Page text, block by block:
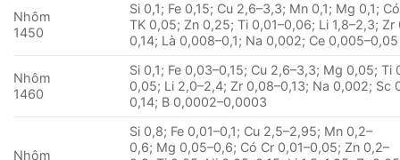
Nhôm
1450
Si 0,1; Fe 0,15; Cu 2,6–3,3; Mn 0,1; Mg 0,1;
TK 0,05; Zn 0,25; Ti 0,01–0,06; Li 1,8–2,3; Zr
0,14; Là 0,008–0,1; Na 0,002; Ce 0,005–0,05
Nhôm
1460
Si 0,1; Fe 0,03–0,15; Cu 2,6–3,3; Mg 0,05; Ti
0,05; Li 2,0–2,4; Zr 0,08–0,13; Na 0,002; Sc
0,14; B 0,0002–0,0003
Nhôm
Si 0,8; Fe 0,01–0,1; Cu 2,5–2,95; Mn 0,2–
0,6; Mg 0,05–0,6; Có Cr 0,01–0,05; Zn 0,2–